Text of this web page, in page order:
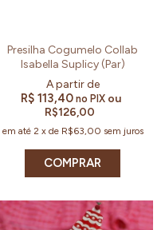
Presilha Cogumelo Collab
Isabella Suplicy (Par)
R$ 113,40 no PIX ou
R$126,00
em até 2 x de R$63,00 sem juros